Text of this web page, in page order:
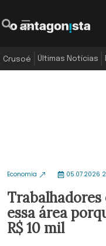
Crusoé Últimas Notícias
Economia 05.07.2026
essa área
R$ 10 mil